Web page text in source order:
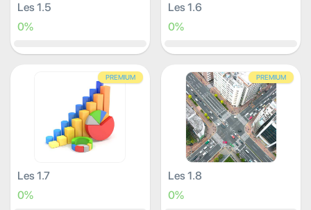
Les 1.5
0%
Les 1.6
0%
PREMIUM
Les 1.7
0%
PREMIUM
Les 1.8
0%